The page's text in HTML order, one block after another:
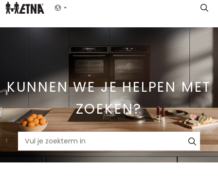
Skip
Show menu
KUNNEN WE JE HELPEN MET
ZOEKEN?